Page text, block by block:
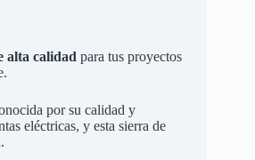
alta calidad para tus proyectos
por su calidad y
eléctricas, y esta sierra de